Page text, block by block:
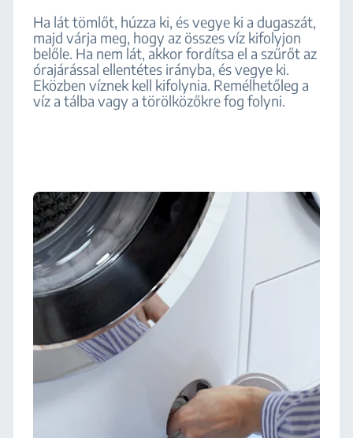
Ha lát tömlőt, húzza ki, és vegye ki a dugaszát,
majd várja meg, hogy az összes víz kifolyjon
belőle. Ha nem lát, akkor fordítsa el a szűrőt az
órajárással ellentétes irányba, és vegye ki.
Eközben víznek kell kifolynia. Remélhetőleg a
víz a tálba vagy a törölközőkre fog folyni.